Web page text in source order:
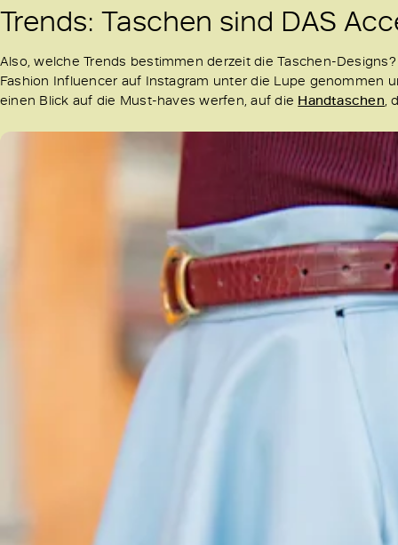
Trends: Taschen sind DAS
Also, welche Trends bestimmen derzeit die Taschen-
Fashion Influencer auf Instagram unter die Lupe genommen
einen Blick auf die Must-haves werfen, auf die Handtaschen,